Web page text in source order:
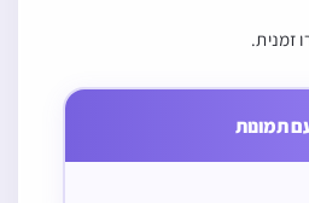
זמנית.
תמונות